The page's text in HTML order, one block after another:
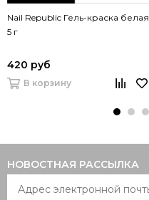
Nail Republic Гель-краска белая
5 г
420 руб
В корзину
НОВОСТНАЯ РАССЫЛКА